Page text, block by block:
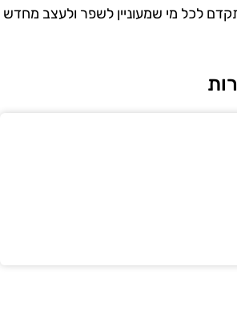
לכל מי שמעוניין לשפר ולעצב מחדש